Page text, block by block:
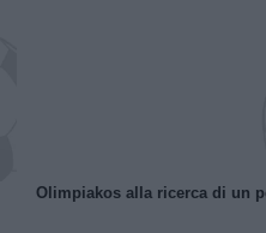
Olimpiakos alla ricerca di un